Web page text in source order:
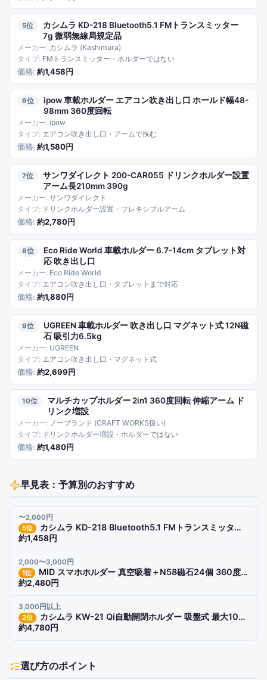
5
カシムラ KD-218 Bluetooth5.1 FMトランスミッター
7g 微弱無線局規定品
カシムラ (Kashimura)
FMトランスミッター・ホルダーではない
約1,458円
6
ipow 車載ホルダー エアコン吹き出し口 ホールド幅48-
98mm 360度回転
ipow
エアコン吹き出し口・アームで挟む
約1,580円
7
サンワダイレクト 200-CAR055 ドリンクホルダー設置
アーム長210mm 390g
サンワダイレクト
ドリンクホルダー設置・フレキシブルアーム
約2,780円
8
Eco Ride World 車載ホルダー 6.7-14cm タブレット対
応 吹き出し口
Eco Ride World
エアコン吹き出し口・タブレットまで対応
約1,880円
9
UGREEN 車載ホルダー 吹き出し口 マグネット式 12N磁
石 吸引力6.5kg
UGREEN
エアコン吹き出し口・マグネット式
約2,699円
10
マルチカップホルダー 2in1 360度回転 伸縮アーム ド
リンク増設
ノーブランド (CRAFT WORKS扱い)
ドリンクホルダー増設・ホルダーではない
約1,480円
早見表：予算別のおすすめ
〜2,000円
5位 カシムラ KD-218 Bluetooth5.1 FMトランスミッター 7g 微弱無線局規定品
約1,458円
2,000〜3,000円
1位 MID スマホホルダー 真空吸着＋N58磁石24個 360度回転 MagSafe対応
約2,480円
3,000円以上
2位 カシムラ KW-21 Qi自動開閉ホルダー 吸盤式 最大10W 手帳ケース対応
約4,780円
選び方のポイント